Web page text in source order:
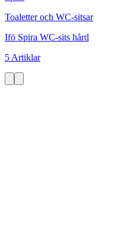
Toaletter och WC-sitsar
Ifö Spira WC-sits hård
5 Artiklar